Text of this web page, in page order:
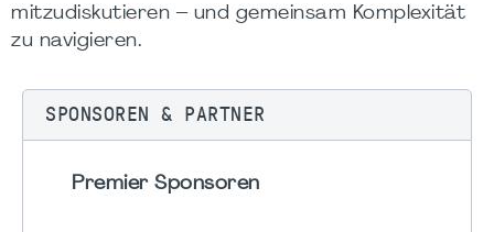
mitzudiskutieren – und gemeinsam Komplexität
zu navigieren.
SPONSOREN & PARTNER
Premier Sponsoren